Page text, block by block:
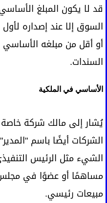
قد لا يكون المبلغ
السوق إلا عند إصداره
أو أقل من مبلغه
السندات.
الأساسي في الملكية
يُشار إلى مالك شركة خاصة
الشركات أيضًا باسم
الشيء مثل الرئيس
مساهمًا أو عضوًا في
مبيعات رئيسي.